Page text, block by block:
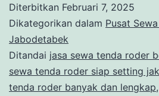
Diterbitkan Februari 7, 2025
Dikategorikan dalam Pusat
Jabodetabek
Ditandai jasa sewa tenda roder
sewa tenda roder siap setting
tenda roder banyak dan lengkap,